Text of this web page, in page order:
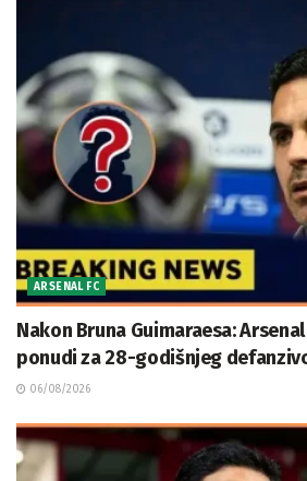
ARSENAL FC
Nakon Bruna Guimaraesa:
ponudi za 28-godišnjeg
06/08/2026